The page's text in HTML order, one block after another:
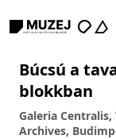
Búcsú a
blokkban
Galeria
Archives,